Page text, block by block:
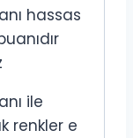
hassas
ile
renkler e